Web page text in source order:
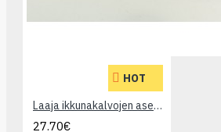
HOT
Laaja ikkunakalvojen asennustyökalusarja
27.70€